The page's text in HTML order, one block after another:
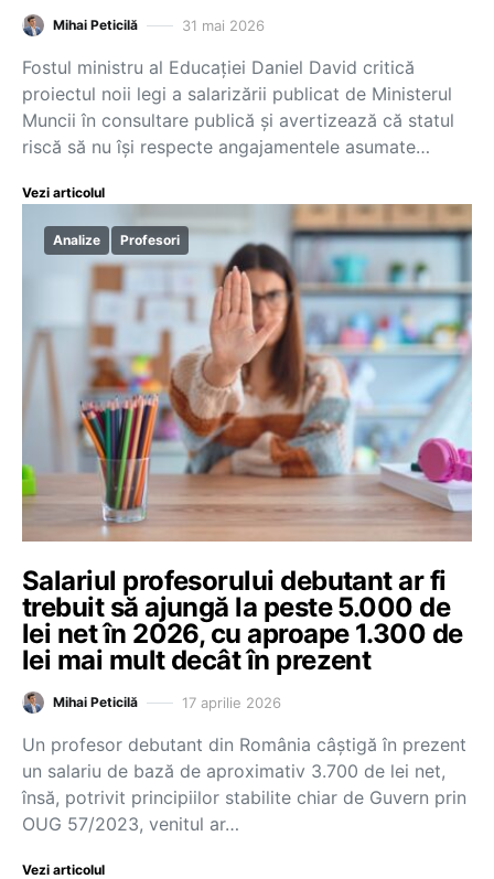
Mihai Peticilă 31 mai 2026
Fostul ministru al Educației Daniel David critică
proiectul noii legi a salarizării publicat de Ministerul
Muncii în consultare publică și avertizează că statul
riscă să nu își respecte angajamentele asumate…
Vezi articolul
Analize Profesori
Salariul profesorului debutant ar fi
trebuit să ajungă la peste 5.000 de
lei net în 2026, cu aproape 1.300 de
lei mai mult decât în prezent
Mihai Peticilă 17 aprilie 2026
Un profesor debutant din România câștigă în prezent
un salariu de bază de aproximativ 3.700 de lei net,
însă, potrivit principiilor stabilite chiar de Guvern prin
OUG 57/2023, venitul ar…
Vezi articolul